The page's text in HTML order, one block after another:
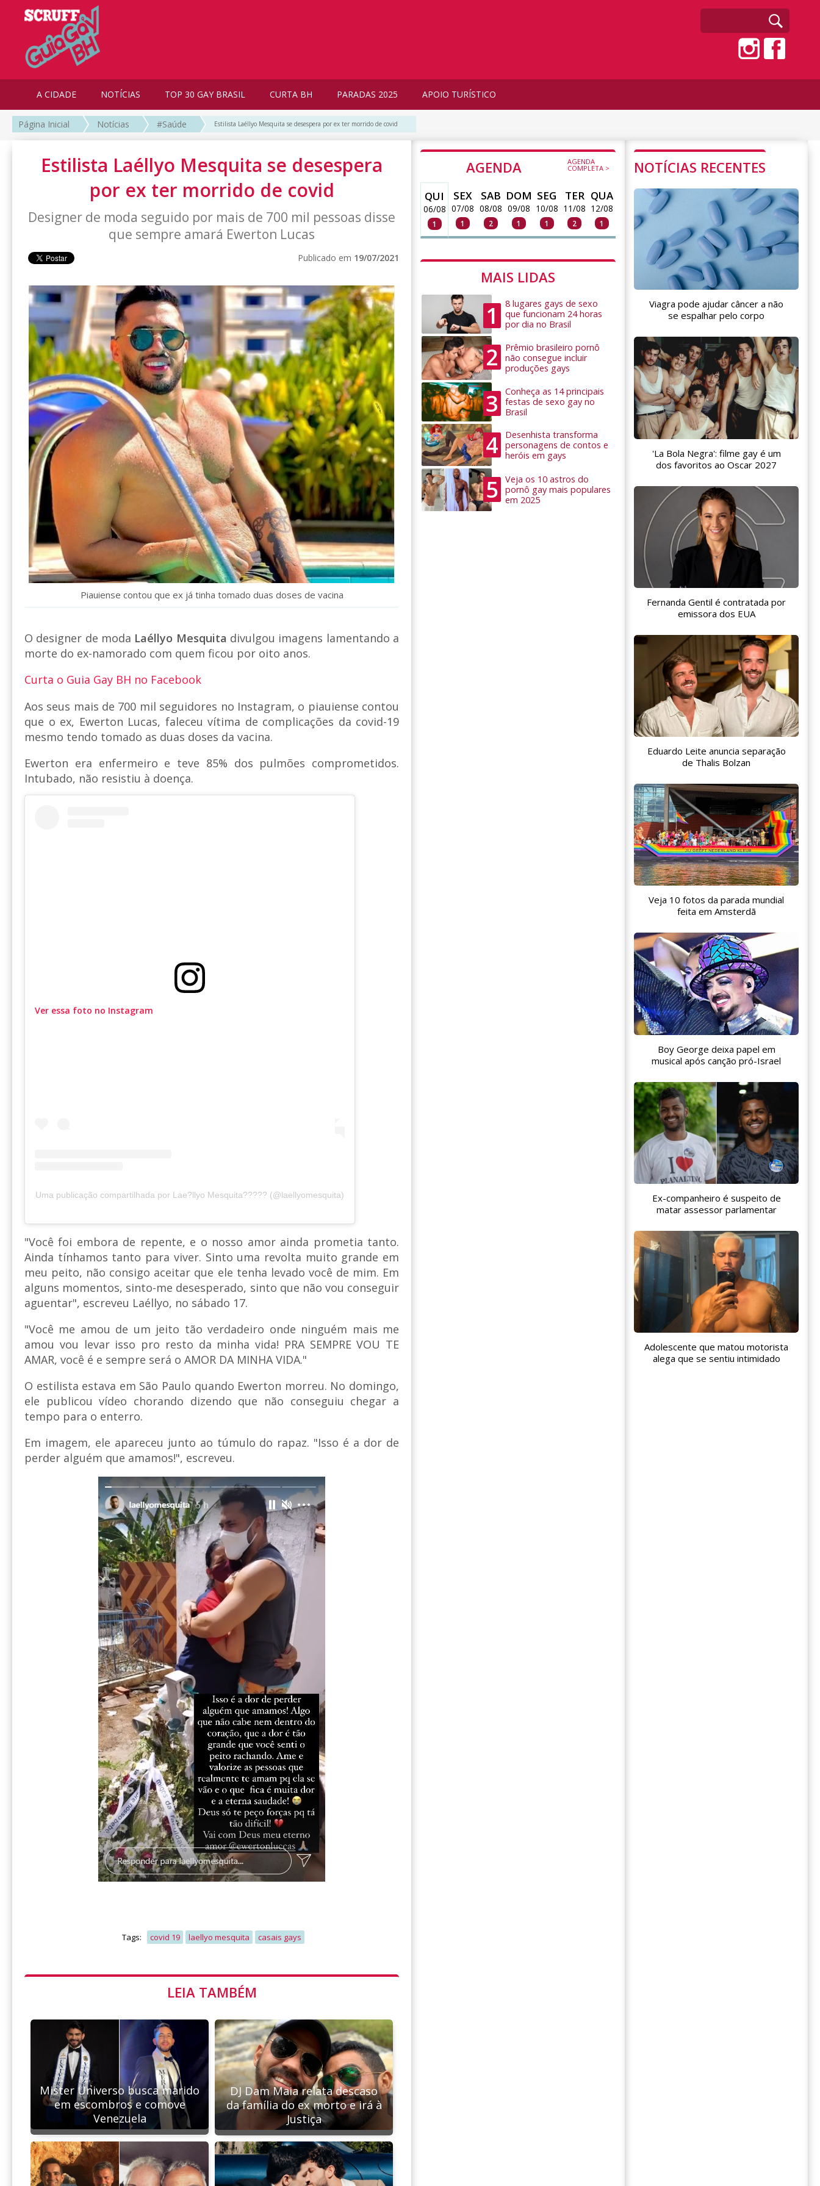
A CIDADE NOTÍCIAS TOP 30 GAY BRASIL CURTA BH PARADAS 2025 APOIO TURÍSTICO
Página Inicial Notícias #Saúde Estilista Laéllyo Mesquita se desespera por ex ter morrido de covid
Estilista Laéllyo Mesquita se desespera
por ex ter morrido de covid
Designer de moda seguido por mais de 700 mil pessoas disse
que sempre amará Ewerton Lucas
Publicado em 19/07/2021
Piauiense contou que ex já tinha tomado duas doses de vacina
O designer de moda Laéllyo Mesquita divulgou imagens lamentando a
morte do ex-namorado com quem ficou por oito anos.
Curta o Guia Gay BH no Facebook
Aos seus mais de 700 mil seguidores no Instagram, o piauiense contou
que o ex, Ewerton Lucas, faleceu vítima de complicações da covid-19
mesmo tendo tomado as duas doses da vacina.
Ewerton era enfermeiro e teve 85% dos pulmões comprometidos.
Intubado, não resistiu à doença.
Ver essa foto no Instagram
Uma publicação compartilhada por Lae?llyo Mesquita????? (@laellyomesquita)
"Você foi embora de repente, e o nosso amor ainda prometia tanto.
Ainda tínhamos tanto para viver. Sinto uma revolta muito grande em
meu peito, não consigo aceitar que ele tenha levado você de mim. Em
alguns momentos, sinto-me desesperado, sinto que não vou conseguir
aguentar", escreveu Laéllyo, no sábado 17.
"Você me amou de um jeito tão verdadeiro onde ninguém mais me
amou vou levar isso pro resto da minha vida! PRA SEMPRE VOU TE
AMAR, você é e sempre será o AMOR DA MINHA VIDA."
O estilista estava em São Paulo quando Ewerton morreu. No domingo,
ele publicou vídeo chorando dizendo que não conseguiu chegar a
tempo para o enterro.
Em imagem, ele apareceu junto ao túmulo do rapaz. "Isso é a dor de
perder alguém que amamos!", escreveu.
Tags: covid 19 laellyo mesquita casais gays
LEIA TAMBÉM
Mister Universo busca marido
em escombros e comove
Venezuela
DJ Dam Maia relata descaso
da família do ex morto e irá à
Justiça
AGENDA AGENDA
COMPLETA >
QUI
06/08
1
SEX
07/08
1
SAB
08/08
2
DOM
09/08
1
SEG
10/08
1
TER
11/08
2
QUA
12/08
1
MAIS LIDAS
1
8 lugares gays de sexo
que funcionam 24 horas
por dia no Brasil
2
Prêmio brasileiro pornô
não consegue incluir
produções gays
3
Conheça as 14 principais
festas de sexo gay no
Brasil
4
Desenhista transforma
personagens de contos e
heróis em gays
5
Veja os 10 astros do
pornô gay mais populares
em 2025
NOTÍCIAS RECENTES
Viagra pode ajudar câncer a não
se espalhar pelo corpo
'La Bola Negra': filme gay é um
dos favoritos ao Oscar 2027
Fernanda Gentil é contratada por
emissora dos EUA
Eduardo Leite anuncia separação
de Thalis Bolzan
Veja 10 fotos da parada mundial
feita em Amsterdã
Boy George deixa papel em
musical após canção pró-Israel
Ex-companheiro é suspeito de
matar assessor parlamentar
Adolescente que matou motorista
alega que se sentiu intimidado